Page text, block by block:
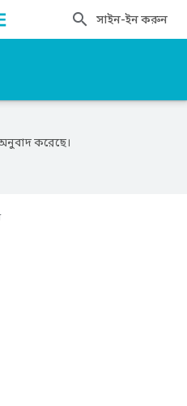
সাইন-ইন করুন
করেছে।